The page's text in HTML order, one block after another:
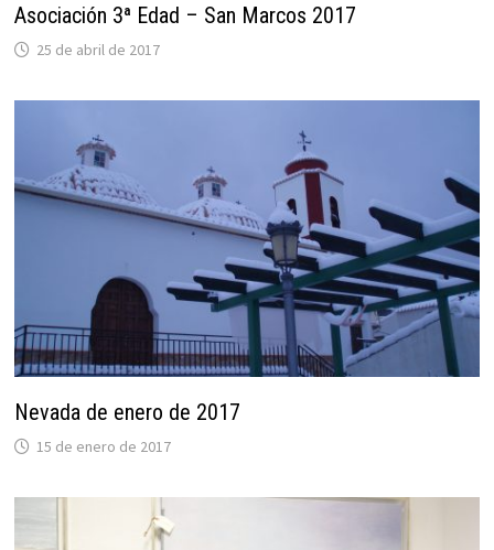
Asociación 3ª Edad – San Marcos 2017
25 de abril de 2017
Nevada de enero de 2017
15 de enero de 2017